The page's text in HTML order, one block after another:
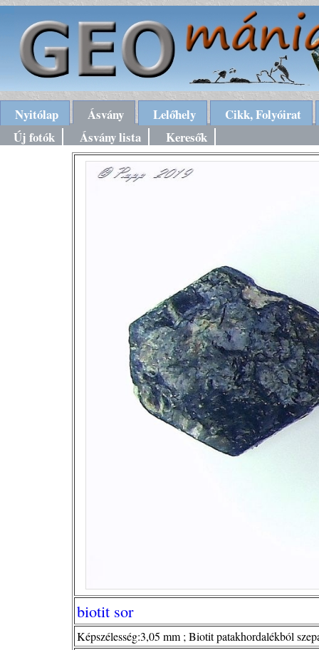
Nyitólap Ásvány Lelőhely
Cikk, Folyóirat
Új fotók
Ásvány lista Keresők
biotit sor
Képszélesség:3,05 mm ; Biotit patakhordalékból